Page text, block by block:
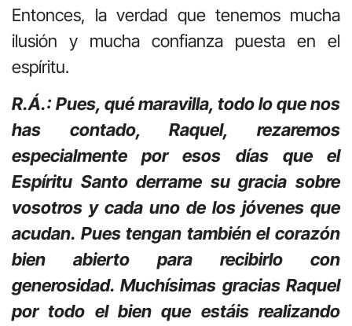
Entonces, la verdad que tenemos mucha
ilusión y mucha confianza puesta en el
espíritu.
R.Á.: Pues, qué maravilla, todo lo que nos
has contado, Raquel, rezaremos
especialmente por esos días que el
Espíritu Santo derrame su gracia sobre
vosotros y cada uno de los jóvenes que
acudan. Pues tengan también el corazón
bien abierto para recibirlo con
generosidad. Muchísimas gracias Raquel
por todo el bien que estáis realizando